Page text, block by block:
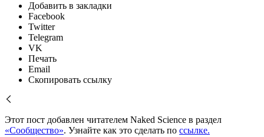
Добавить в закладки
Facebook
Twitter
Telegram
VK
Печать
Email
Скопировать ссылку
Этот пост добавлен читателем Naked Science в раздел
«Сообщество». Узнайте как это сделать по ссылке.